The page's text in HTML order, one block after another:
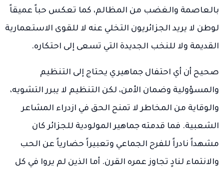
بالعاصمة والغضب من المظالم، كما تعكس حباً عميقاً
لوطن لا يريد الجزائريون التخلي عنه لا للقوى الاستعمارية
القديمة ولا للنخب الجديدة التي تسعى إلى احتكاره.
صحيح أن أي احتفال جماهيري يحتاج إلى التنظيم
والمسؤولية وضمان الأمن، لكن التنظيم لا يبرر التشويه،
والوقاية من المخاطر لا تمنح الحق في ازدراء المشاعر
الشعبية. فما قدمته جماهير المولودية للجزائر كان
مشهداً نادراً للفرح الجماعي وتعبيراً حضارياً عن الحب
والانتماء لنادٍ تجاوز عمره القرن. أما الذين لم يروا في كل